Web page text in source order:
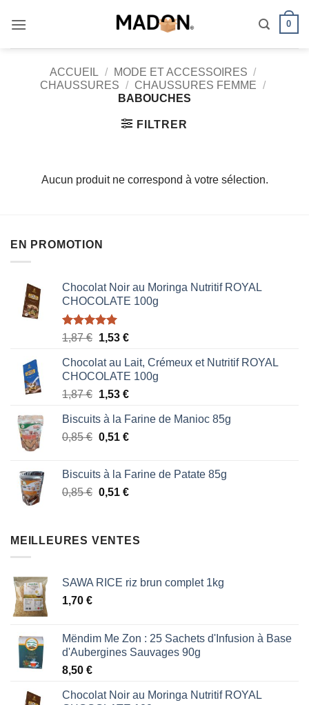
0
ACCUEIL / MODE ET ACCESSOIRES /
CHAUSSURES
/ CHAUSSURES FEMME /
BABOUCHES
FILTRER
Aucun produit ne correspond à votre sélection.
EN PROMOTION
Chocolat Noir au Moringa Nutritif ROYAL
CHOCOLATE 100g
Note5.00
sur 5
1,87€ Le
initial
était :
1,87 €.
1,53 €Le
actuel
est :
1,53 €.
Chocolat au Lait, Crémeux et Nutritif ROYAL
CHOCOLATE 100g
1,87€ Le
initial
était :
1,53 €Le
actuel
est :
Biscuits à la Farine de Manioc 85g
0,85€ Le
était :
0,85 €.
0,51 €Le
est :
0,51 €.
Biscuits à la Farine de Patate 85g
0,85€ Le
était :
0,51 €Le
est :
MEILLEURES VENTES
SAWA RICE riz brun complet 1kg
1,70 €
Mëndim Me Zon : 25 Sachets d'Infusion à Base
d'Aubergines Sauvages 90g
8,50 €
Chocolat Noir au Moringa Nutritif ROYAL